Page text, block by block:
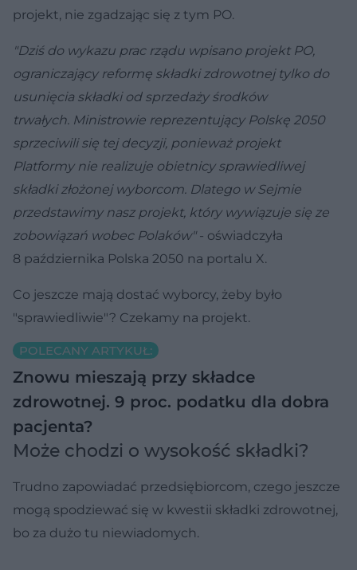
projekt, nie zgadzając się z tym PO.
"Dziś do wykazu prac rządu wpisano projekt PO,
ograniczający reformę składki zdrowotnej tylko do
usunięcia składki od sprzedaży środków
trwałych. Ministrowie reprezentujący Polskę 2050
sprzeciwili się tej decyzji, ponieważ projekt
Platformy nie realizuje obietnicy sprawiedliwej
składki złożonej wyborcom. Dlatego w Sejmie
przedstawimy nasz projekt, który wywiązuje się ze
zobowiązań wobec Polaków"- oświadczyła
8 października Polska 2050 na portalu X.
Co jeszcze mają dostać wyborcy, żeby było
"sprawiedliwie"? Czekamy na projekt.
POLECANY ARTYKUŁ:
Znowu mieszają przy składce
zdrowotnej. 9 proc. podatku dla dobra
pacjenta?
Może chodzi o wysokość składki?
Trudno zapowiadać przedsiębiorcom, czego jeszcze
mogą spodziewać się w kwestii składki zdrowotnej,
bo za dużo tu niewiadomych.